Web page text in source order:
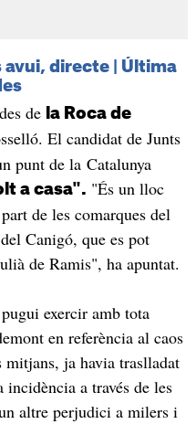
avui, directe | Última
de la Roca de
El candidat de Junts
punt de la Catalunya
a casa". "És un lloc
de les comarques del
Canigó, que es pot
de Ramis", ha apuntat.
exercir amb tota
en referència al caos
mitjans, ja havia traslladat
a través de les
altre perjudici a milers i